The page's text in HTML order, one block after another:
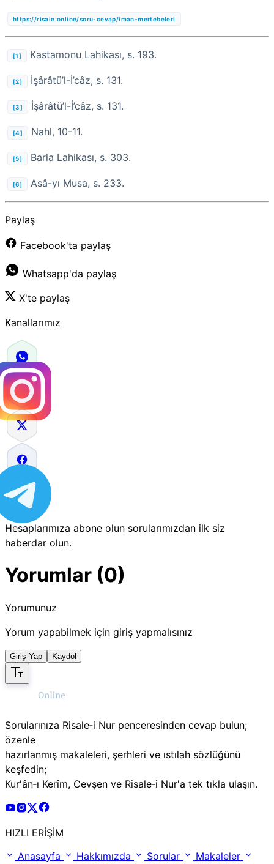
https://risale.online/soru-cevap/iman-mertebeleri
[1] Kastamonu Lahikası, s. 193.
[2] İşârâtü’l-İ’câz, s. 131.
[3] İşârâtü’l-İ’câz, s. 131.
[4] Nahl, 10-11.
[5] Barla Lahikası, s. 303.
[6] Asâ-yı Musa, s. 233.
Paylaş
Facebook'ta paylaş
Whatsapp'da paylaş
X'te paylaş
Kanallarımız
Hesaplarımıza abone olun sorularımızdan ilk siz
haberdar olun.
Yorumlar (0)
Yorumunuz
Yorum yapabilmek için giriş yapmalısınız
Giriş Yap Kaydol
Sorularınıza Risale‑i Nur penceresinden cevap bulun;
özenle
hazırlanmış makaleleri, şerhleri ve ıstılah sözlüğünü
keşfedin;
Kur'ân‑ı Kerîm, Cevşen ve Risale‑i Nur'a tek tıkla ulaşın.
Risale Online Youtube Hesabı
Risale Online Instagram Hesabı
Risale Online X Hesabı
HIZLI ERİŞİM
Anasayfa
Hakkımızda Sorular
Makaleler